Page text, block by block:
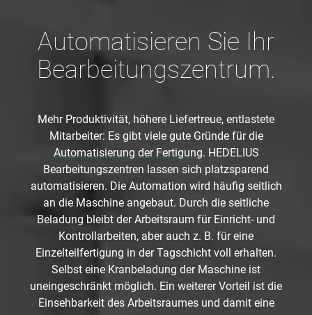
Automatisieren Sie Ihr
Bearbeitungszentrum.
Mehr Produktivität, höhere Liefertreue, entlastete
Mitarbeiter: Es gibt viele gute Gründe für die
Automatisierung der Fertigung. HEDELIUS
Bearbeitungszentren lassen sich platzsparend
automatisieren. Die Automation wird häufig seitlich
an die Maschine angebaut. Durch die seitliche
Beladung bleibt der Arbeitsraum für Einricht- und
Kontrollarbeiten, aber auch z. B. für eine
Einzelteilfertigung in der Tagschicht voll erhalten.
Selbst eine Kranbeladung der Maschine ist
uneingeschränkt möglich. Ein weiterer Vorteil ist die
Einsehbarkeit des Arbeitsraumes und damit eine